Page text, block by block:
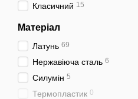
Класичний 15
Матеріал
Латунь 69
Нержавіюча сталь 6
Силумін 5
Термопластик 0